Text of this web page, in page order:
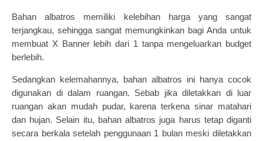
Bahan albatros memiliki kelebihan harga yang sangat
terjangkau, sehingga sangat memungkinkan bagi Anda untuk
membuat X Banner lebih dari 1 tanpa mengeluarkan budget
berlebih.
Sedangkan kelemahannya, bahan albatros ini hanya cocok
digunakan di dalam ruangan. Sebab jika diletakkan di luar
ruangan akan mudah pudar, karena terkena sinar matahari
dan hujan. Selain itu, bahan albatros juga harus tetap diganti
secara berkala setelah penggunaan 1 bulan meski diletakkan